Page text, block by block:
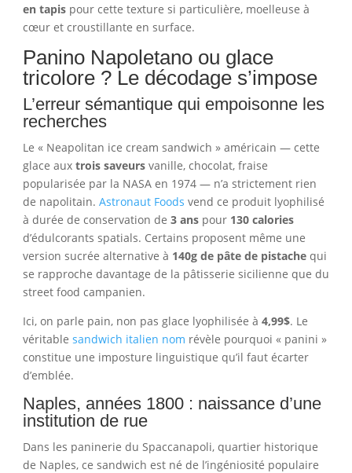
en tapispour cette texture si particulière, moelleuse à
cœur et croustillante en surface.
Panino Napoletano ou glace
tricolore ? Le décodage s’impose
L’erreur sémantique qui empoisonne les
recherches
Le « Neapolitan ice cream sandwich » américain — cette
glace aux trois saveursvanille, chocolat, fraise
popularisée par la NASA en 1974 — n’a strictement rien
de napolitain. Astronaut Foods vend ce produit lyophilisé
à durée de conservation de 3 anspour 130 calories
d’édulcorants spatials. Certains proposent même une
version sucrée alternative à 140g de pâte de pistachequi
se rapproche davantage de la pâtisserie sicilienne que du
street food campanien.
Ici, on parle pain, non pas glace lyophilisée à 4,99$. Le
véritable sandwich italien nom révèle pourquoi « panini »
constitue une imposture linguistique qu’il faut écarter
d’emblée.
Naples, années 1800 : naissance d’une
institution de rue
Dans les paninerie du Spaccanapoli, quartier historique
de Naples, ce sandwich est né de l’ingéniosité populaire